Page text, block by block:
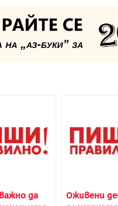
да
Оживени